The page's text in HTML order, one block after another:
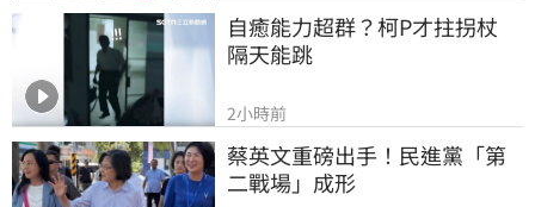
自癒能力超群？柯P才拄拐杖
隔天能跳
2小時前
蔡英文重磅出手！民進黨「第
二戰場」成形